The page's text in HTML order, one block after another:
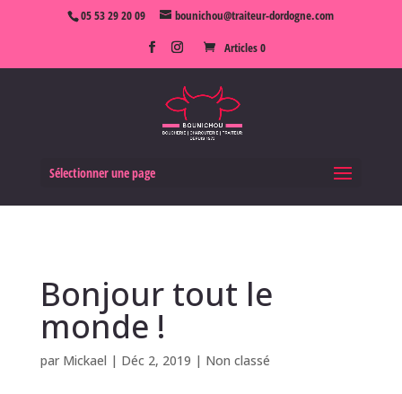
05 53 29 20 09
bounichou@traiteur-dordogne.com
Articles 0
Sélectionner une page
Bonjour tout le
monde !
par Mickael | Déc 2, 2019 | Non classé